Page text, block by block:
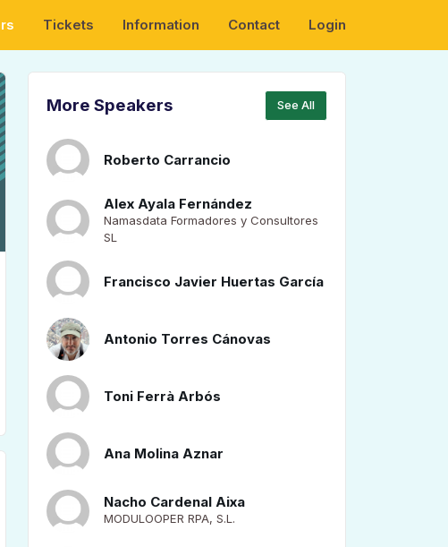
Tickets Information Contact Login
More Speakers See All
Roberto Carrancio
Alex Ayala Fernández
Namasdata Formadores y Consultores
SL
Francisco Javier Huertas García
Antonio Torres Cánovas
Toni Ferrà Arbós
Ana Molina Aznar
Nacho Cardenal Aixa
MODULOOPER RPA, S.L.